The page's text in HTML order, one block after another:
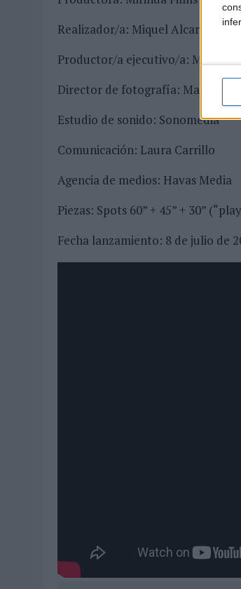
Realizador/a: Miquel
Productor/a ejecutivo/a:
Director de fotografía: Manel Ruiz
Estudio de sonido: Sonomedia
Comunicación: Laura Carrillo
Agencia de medios: Havas Media
Piezas: Spots 60” + 45” + 30”
Fecha lanzamiento: 8 de julio de